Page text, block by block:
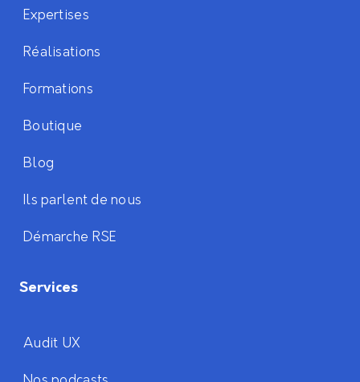
Expertises
Réalisations
Formations
Boutique
Blog
Ils parlent de nous
Démarche RSE
Services
Audit UX